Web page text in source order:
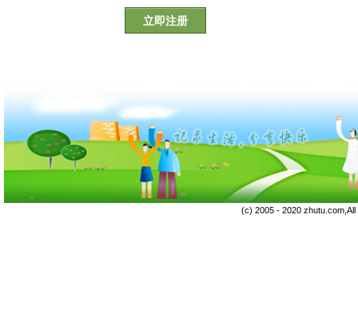
立即注册
(c) 2005 - 2020